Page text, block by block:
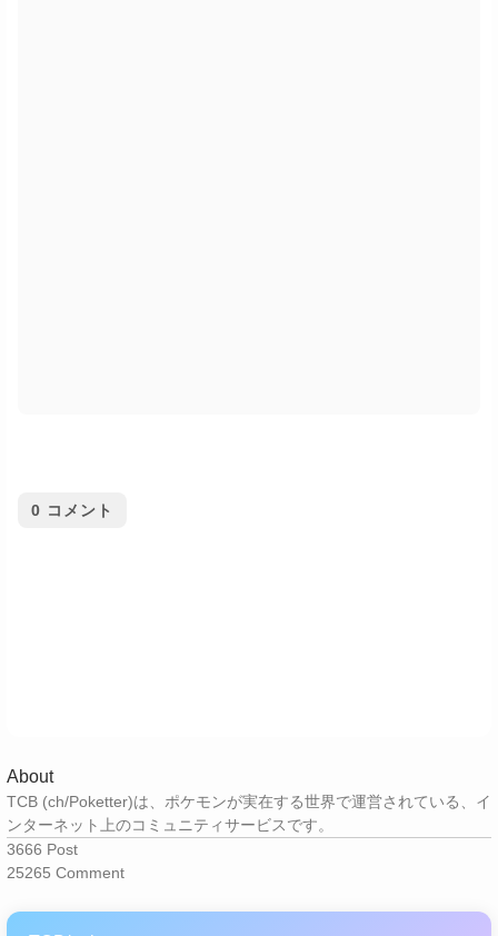
0 コメント
About
TCB (ch/Poketter)は、ポケモンが実在する世界で運営されている、イ
ンターネット上のコミュニティサービスです。
3666 Post
25265 Comment